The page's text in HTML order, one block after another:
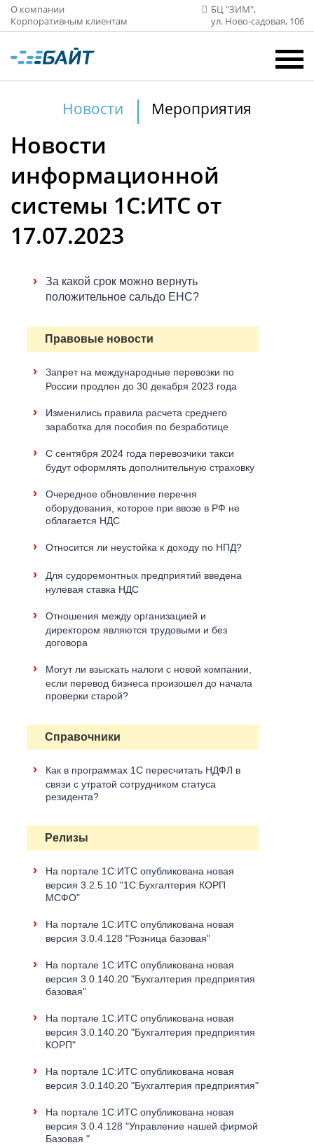
О компании
Корпоративным клиентам
БЦ "ЗИМ",
ул. Ново‑садовая, 106
Новости Мероприятия
Новости
информационной
системы 1С:ИТС от
17.07.2023
›
За какой срок можно вернуть
положительное сальдо ЕНС?
Правовые новости
›
Запрет на международные перевозки по
России продлен до 30 декабря 2023 года
›
Изменились правила расчета среднего
заработка для пособия по безработице
›
С сентября 2024 года перевозчики такси
будут оформлять дополнительную страховку
›
Очередное обновление перечня
оборудования, которое при ввозе в РФ не
облагается НДС
› Относится ли неустойка к доходу по НПД?
›
Для судоремонтных предприятий введена
нулевая ставка НДС
›
Отношения между организацией и
директором являются трудовыми и без
договора
›
Могут ли взыскать налоги с новой компании,
если перевод бизнеса произошел до начала
проверки старой?
Справочники
›
Как в программах 1С пересчитать НДФЛ в
связи с утратой сотрудником статуса
резидента?
Релизы
›
На портале 1С:ИТС опубликована новая
версия 3.2.5.10 "1С:Бухгалтерия КОРП
МСФО"
›
На портале 1С:ИТС опубликована новая
версия 3.0.4.128 "Розница базовая"
›
На портале 1С:ИТС опубликована новая
версия 3.0.140.20 "Бухгалтерия предприятия
базовая"
›
На портале 1С:ИТС опубликована новая
версия 3.0.140.20 "Бухгалтерия предприятия
КОРП"
›
На портале 1С:ИТС опубликована новая
версия 3.0.140.20 "Бухгалтерия предприятия"
›
На портале 1С:ИТС опубликована новая
версия 3.0.4.128 "Управление нашей фирмой
Базовая "